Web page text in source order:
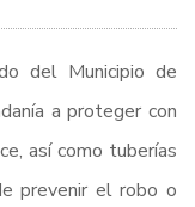
del Municipio de
a proteger con
así como tuberías
prevenir el robo o